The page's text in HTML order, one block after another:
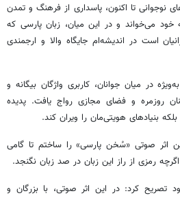
تا اکنون، پاسداری از فرهنگ و تمدن
خود می‌خواند و در این ‏میان، زبان پارسی که
است در اندیشه‌ام جایگاه والا و ارجمندی
در میان جوانان، کاربری واژگان بیگانه و
روزمره و فضای مجازی رواج یافت. پدیده
بنیادهای هویتی‌مان را ‏ویران کند.‏
اثر صوتی «سُخن پارسی» را ساختم تا گامی
رمزی از راز این زبان در صد زبان نگنجد.‏
تصریح کرد: در این اثر صوتی، با بزرگان و